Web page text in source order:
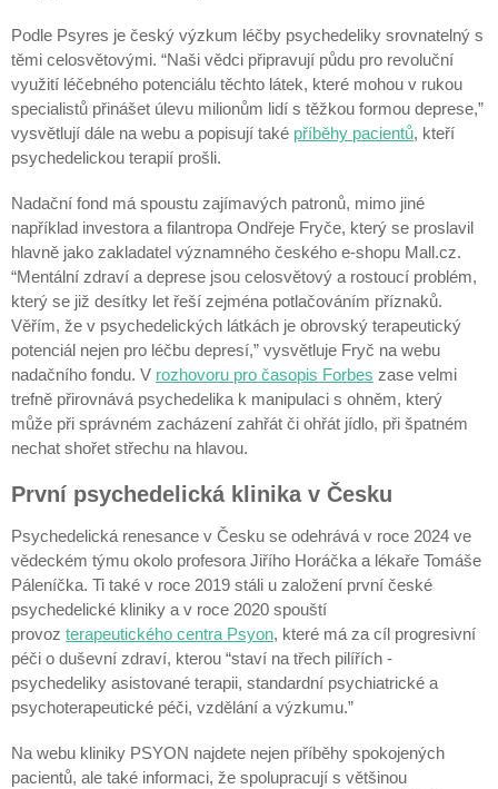
Podle Psyres je český výzkum léčby psychedeliky srovnatelný s
těmi celosvětovými. “Naši vědci připravují půdu pro revoluční
využití léčebného potenciálu těchto látek, které mohou v rukou
specialistů přinášet úlevu milionům lidí s těžkou formou deprese,”
vysvětlují dále na webu a popisují také příběhy pacientů, kteří
psychedelickou terapií prošli.
Nadační fond má spoustu zajímavých patronů, mimo jiné
například investora a filantropa Ondřeje Fryče, který se proslavil
hlavně jako zakladatel významného českého e-shopu Mall.cz.
“Mentální zdraví a deprese jsou celosvětový a rostoucí problém,
který se již desítky let řeší zejména potlačováním příznaků.
Věřím, že v psychedelických látkách je obrovský terapeutický
potenciál nejen pro léčbu depresí,” vysvětluje Fryč na webu
nadačního fondu. V rozhovoru pro časopis Forbes zase velmi
trefně přirovnává psychedelika k manipulaci s ohněm, který
může při správném zacházení zahřát či ohřát jídlo, při špatném
nechat shořet střechu na hlavou.
První psychedelická klinika v Česku
Psychedelická renesance v Česku se odehrává v roce 2024 ve
vědeckém týmu okolo profesora Jiřího Horáčka a lékaře Tomáše
Páleníčka. Ti také v roce 2019 stáli u založení první české
psychedelické kliniky a v roce 2020 spouští
provoz terapeutického centra Psyon, které má za cíl progresivní
péči o duševní zdraví, kterou “staví na třech pilířích -
psychedeliky asistované terapii, standardní psychiatrické a
psychoterapeutické péči, vzdělání a výzkumu.”
Na webu kliniky PSYON najdete nejen příběhy spokojených
pacientů, ale také informaci, že spolupracují s většinou